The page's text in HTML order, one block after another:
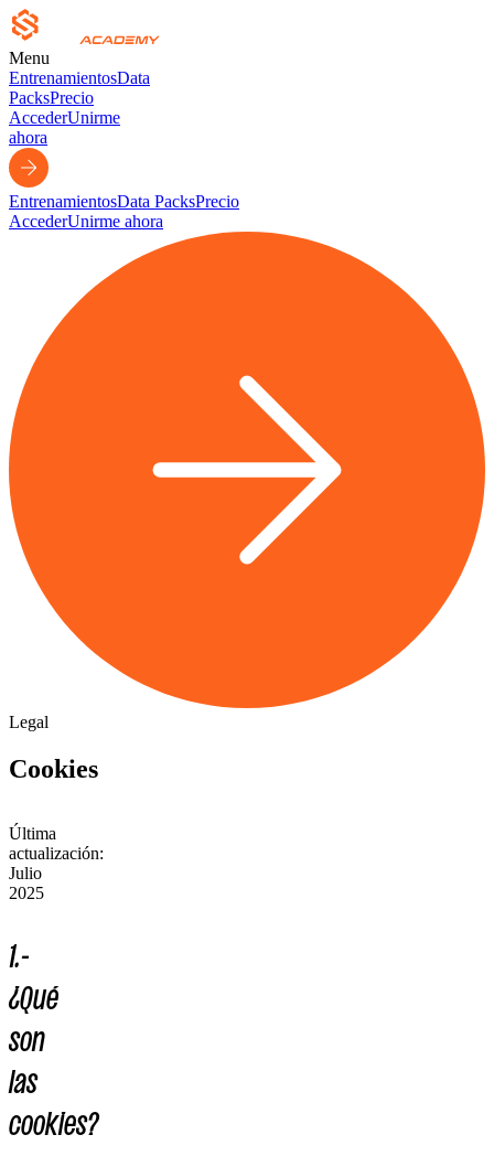
Menu
EntrenamientosData
PacksPrecio
AccederUnirme
ahora
EntrenamientosData PacksPrecio
AccederUnirme ahora
Legal
Cookies
Última
actualización:
Julio
2025
1.-
¿Qué
son
las
cookies?